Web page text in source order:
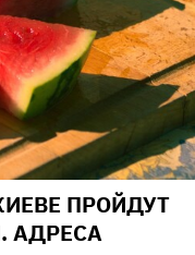
ПРОЙДУТ
АДРЕСА